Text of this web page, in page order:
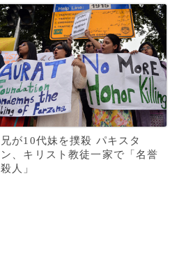
兄が10代妹を撲殺 パキスタ
ン、キリスト教徒一家で「名誉
殺人」